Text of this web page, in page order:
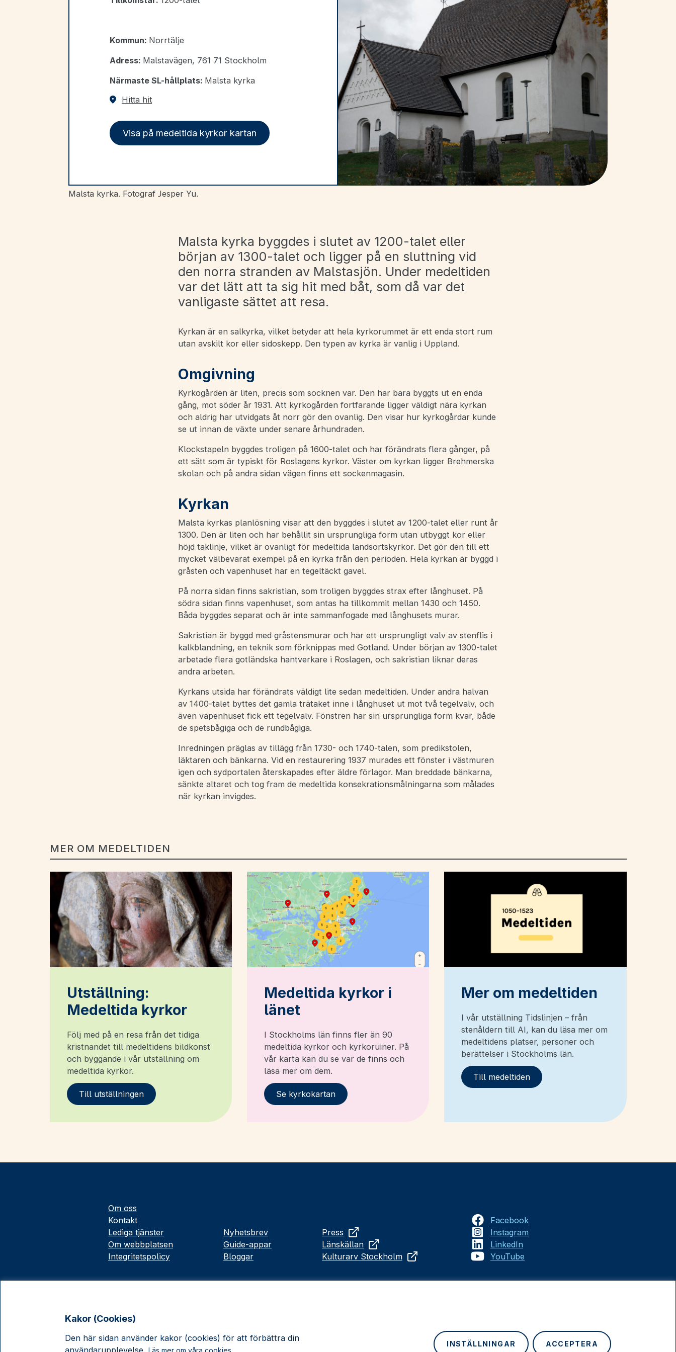
Kakor (Cookies)
Den här sidan använder kakor (cookies) för att förbättra din
användarupplevelse. Läs mer om våra cookies.
INSTÄLLNINGAR ACCEPTERA
Kommun: Norrtälje
Adress: Malstavägen, 761 71 Stockholm
Närmaste SL-hållplats: Malsta kyrka
Hitta hit
Visa på medeltida kyrkor kartan
Malsta kyrka. Fotograf Jesper Yu.
Malsta kyrka byggdes i slutet av 1200-talet eller
början av 1300-talet och ligger på en sluttning vid
den norra stranden av Malstasjön. Under medeltiden
var det lätt att ta sig hit med båt, som då var det
vanligaste sättet att resa.
Kyrkan är en salkyrka, vilket betyder att hela kyrkorummet är ett enda stort rum
utan avskilt kor eller sidoskepp. Den typen av kyrka är vanlig i Uppland.
Omgivning
Kyrkogården är liten, precis som socknen var. Den har bara byggts ut en enda
gång, mot söder år 1931. Att kyrkogården fortfarande ligger väldigt nära kyrkan
och aldrig har utvidgats åt norr gör den ovanlig. Den visar hur kyrkogårdar kunde
se ut innan de växte under senare århundraden.
Klockstapeln byggdes troligen på 1600-talet och har förändrats flera gånger, på
ett sätt som är typiskt för Roslagens kyrkor. Väster om kyrkan ligger Brehmerska
skolan och på andra sidan vägen finns ett sockenmagasin.
Kyrkan
Malsta kyrkas planlösning visar att den byggdes i slutet av 1200-talet eller runt år
1300. Den är liten och har behållit sin ursprungliga form utan utbyggt kor eller
höjd taklinje, vilket är ovanligt för medeltida landsortskyrkor. Det gör den till ett
mycket välbevarat exempel på en kyrka från den perioden. Hela kyrkan är byggd i
gråsten och vapenhuset har en tegeltäckt gavel.
På norra sidan finns sakristian, som troligen byggdes strax efter långhuset. På
södra sidan finns vapenhuset, som antas ha tillkommit mellan 1430 och 1450.
Båda byggdes separat och är inte sammanfogade med långhusets murar.
Sakristian är byggd med gråstensmurar och har ett ursprungligt valv av stenflis i
kalkblandning, en teknik som förknippas med Gotland. Under början av 1300-talet
arbetade flera gotländska hantverkare i Roslagen, och sakristian liknar deras
andra arbeten.
Kyrkans utsida har förändrats väldigt lite sedan medeltiden. Under andra halvan
av 1400-talet byttes det gamla trätaket inne i långhuset ut mot två tegelvalv, och
även vapenhuset fick ett tegelvalv. Fönstren har sin ursprungliga form kvar, både
de spetsbågiga och de rundbågiga.
Inredningen präglas av tillägg från 1730- och 1740-talen, som predikstolen,
läktaren och bänkarna. Vid en restaurering 1937 murades ett fönster i västmuren
igen och sydportalen återskapades efter äldre förlagor. Man breddade bänkarna,
sänkte altaret och tog fram de medeltida konsekrationsmålningarna som målades
när kyrkan invigdes.
MER OM MEDELTIDEN
Utställning:
Medeltida kyrkor
Följ med på en resa från det tidiga
kristnandet till medeltidens bildkonst
och byggande i vår utställning om
medeltida kyrkor.
Till utställningen
Medeltida kyrkor i
länet
I Stockholms län finns fler än 90
medeltida kyrkor och kyrkoruiner. På
vår karta kan du se var de finns och
läsa mer om dem.
Se kyrkokartan
Mer om medeltiden
I vår utställning Tidslinjen – från
stenåldern till AI, kan du läsa mer om
medeltidens platser, personer och
berättelser i Stockholms län.
Till medeltiden
Om oss
Kontakt
Lediga tjänster
Om webbplatsen
Integritetspolicy
Nyhetsbrev
Guide-appar
Bloggar
Press
Länskällan
Kulturarv Stockholm
Facebook
Instagram
LinkedIn
YouTube